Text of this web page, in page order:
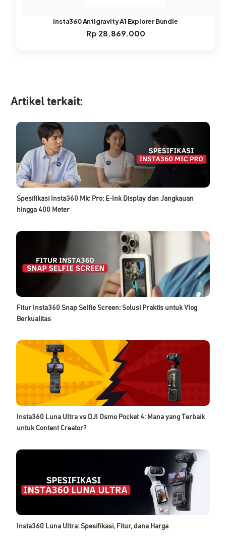
Insta360 Antigravity A1 Explorer Bundle
Rp 28.869.000
Artikel terkait:
Spesifikasi Insta360 Mic Pro: E-Ink Display dan Jangkauan
hingga 400 Meter
Fitur Insta360 Snap Selfie Screen: Solusi Praktis untuk Vlog
Berkualitas
Insta360 Luna Ultra vs DJI Osmo Pocket 4: Mana yang Terbaik
untuk Content Creator?
Insta360 Luna Ultra: Spesifikasi, Fitur, dana Harga